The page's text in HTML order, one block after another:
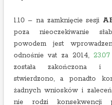
1.10 – na zamknięcie sesji
poza nieoczekiwanie
powodem jest
odnośnie vat za 2014, 23.07
została zakończona i
stwierdzono, a ponadto
żadnych wniosków i
nie rodzi konsekwencji